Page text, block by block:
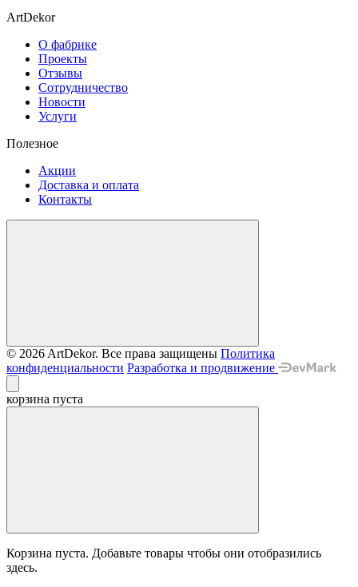
ArtDekor
О фабрике
Проекты
Отзывы
Сотрудничество
Новости
Услуги
Полезное
Акции
Доставка и оплата
Контакты
© 2026 ArtDekor. Все права защищены Политика
конфиденциальности Разработка и продвижение
корзина пуста
Корзина пуста. Добавьте товары чтобы они отобразились
здесь.